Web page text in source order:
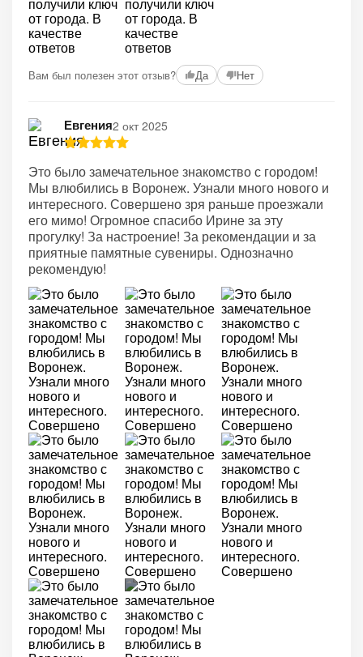
Вам был полезен этот отзыв? Да Нет
Евгения2 окт 2025
Это было замечательное знакомство с городом!
Мы влюбились в Воронеж. Узнали много нового и
интересного. Совершено зря раньше проезжали
его мимо! Огромное спасибо Ирине за эту
прогулку! За настроение! За рекомендации и за
приятные памятные сувениры. Однозначно
рекомендую!